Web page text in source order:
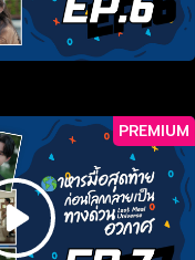
PREMIUM